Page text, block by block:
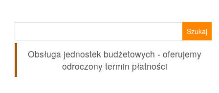
Obsługa jednostek budżetowych - oferujemy
odroczony termin płatności